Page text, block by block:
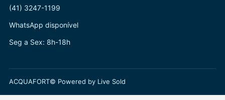
(41) 3247-1199
WhatsApp disponível
Seg a Sex: 8h-18h
ACQUAFORT© Powered by Live Sold